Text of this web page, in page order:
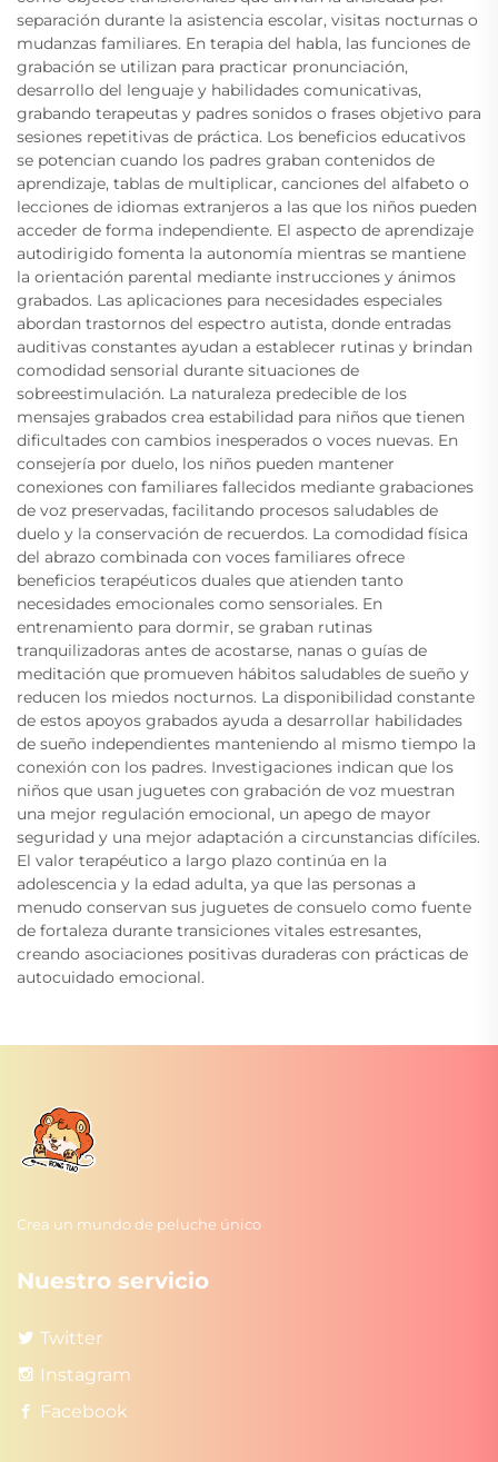
separación durante la asistencia escolar, visitas nocturnas o
mudanzas familiares. En terapia del habla, las funciones de
grabación se utilizan para practicar pronunciación,
desarrollo del lenguaje y habilidades comunicativas,
grabando terapeutas y padres sonidos o frases objetivo para
sesiones repetitivas de práctica. Los beneficios educativos
se potencian cuando los padres graban contenidos de
aprendizaje, tablas de multiplicar, canciones del alfabeto o
lecciones de idiomas extranjeros a las que los niños pueden
acceder de forma independiente. El aspecto de aprendizaje
autodirigido fomenta la autonomía mientras se mantiene
la orientación parental mediante instrucciones y ánimos
grabados. Las aplicaciones para necesidades especiales
abordan trastornos del espectro autista, donde entradas
auditivas constantes ayudan a establecer rutinas y brindan
comodidad sensorial durante situaciones de
sobreestimulación. La naturaleza predecible de los
mensajes grabados crea estabilidad para niños que tienen
dificultades con cambios inesperados o voces nuevas. En
consejería por duelo, los niños pueden mantener
conexiones con familiares fallecidos mediante grabaciones
de voz preservadas, facilitando procesos saludables de
duelo y la conservación de recuerdos. La comodidad física
del abrazo combinada con voces familiares ofrece
beneficios terapéuticos duales que atienden tanto
necesidades emocionales como sensoriales. En
entrenamiento para dormir, se graban rutinas
tranquilizadoras antes de acostarse, nanas o guías de
meditación que promueven hábitos saludables de sueño y
reducen los miedos nocturnos. La disponibilidad constante
de estos apoyos grabados ayuda a desarrollar habilidades
de sueño independientes manteniendo al mismo tiempo la
conexión con los padres. Investigaciones indican que los
niños que usan juguetes con grabación de voz muestran
una mejor regulación emocional, un apego de mayor
seguridad y una mejor adaptación a circunstancias difíciles.
El valor terapéutico a largo plazo continúa en la
adolescencia y la edad adulta, ya que las personas a
menudo conservan sus juguetes de consuelo como fuente
de fortaleza durante transiciones vitales estresantes,
creando asociaciones positivas duraderas con prácticas de
autocuidado emocional.
Crea un mundo de peluche único
Nuestro servicio
Twitter
Instagram
Facebook